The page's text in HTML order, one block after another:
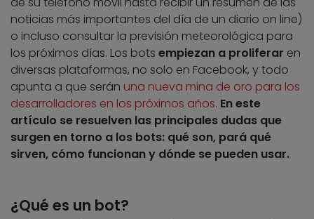
noticias más importantes del día de un diario on line)
o incluso consultar la previsión meteorológica para
los próximos días. Los bots empiezan a proliferar en
diversas plataformas, no solo en Facebook, y todo
apunta a que serán una nueva mina de oro para los
desarrolladores en los próximos años. En este
artículo se resuelven las principales dudas que
surgen en torno a los bots: qué son, pará qué
sirven, cómo funcionan y dónde se pueden usar.
¿Qué es un bot?